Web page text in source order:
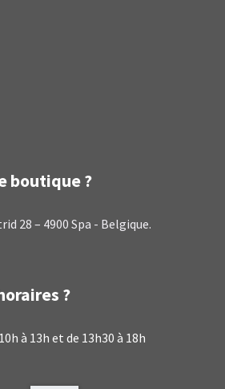
boutique ?
28 – 4900 Spa - Belgique.
?
10h à 13h et de 13h30 à 18h